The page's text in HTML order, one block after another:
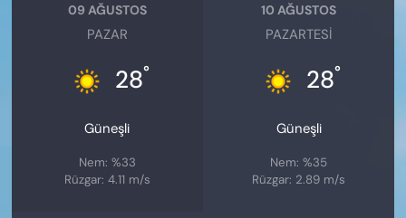
09 AĞUSTOS
PAZAR
28°
Güneşli
Nem: %33
Rüzgar: 4.11 m/s
10 AĞUSTOS
PAZARTESI
28°
Güneşli
Nem: %35
Rüzgar: 2.89 m/s